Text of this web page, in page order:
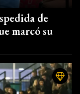
de
marcó su